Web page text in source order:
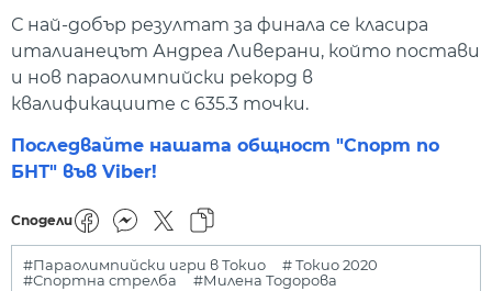
С най-добър резултат за финала се класира
италианецът Андреа Ливерани, който постави
и нов параолимпийски рекорд в
квалификациите с 635.3 точки.
Последвайте нашата общност "Спорт по
БНТ" във Viber!
Сподели
#Параолимпийски игри в Токио
# Токио 2020
#Спортна стрелба
#Милена Тодорова